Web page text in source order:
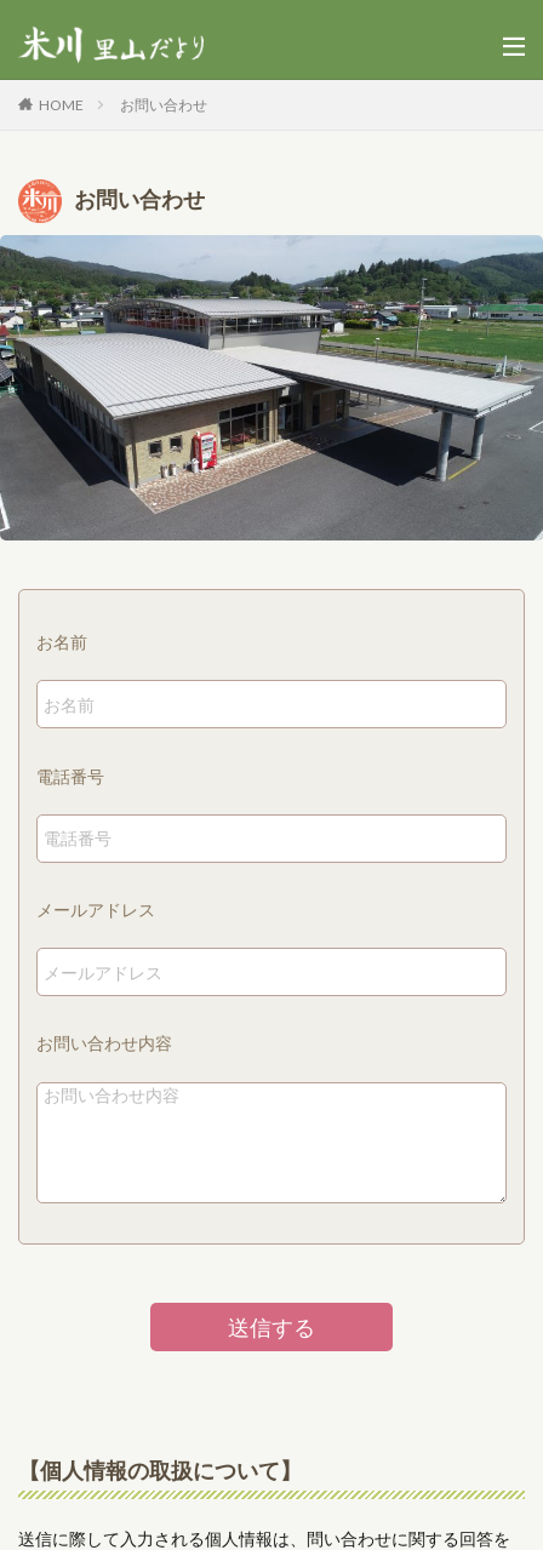
HOME お問い合わせ
お問い合わせ
お名前
電話番号
メールアドレス
お問い合わせ内容
【個人情報の取扱について】
送信に際して入力される個人情報は、問い合わせに関する回答を